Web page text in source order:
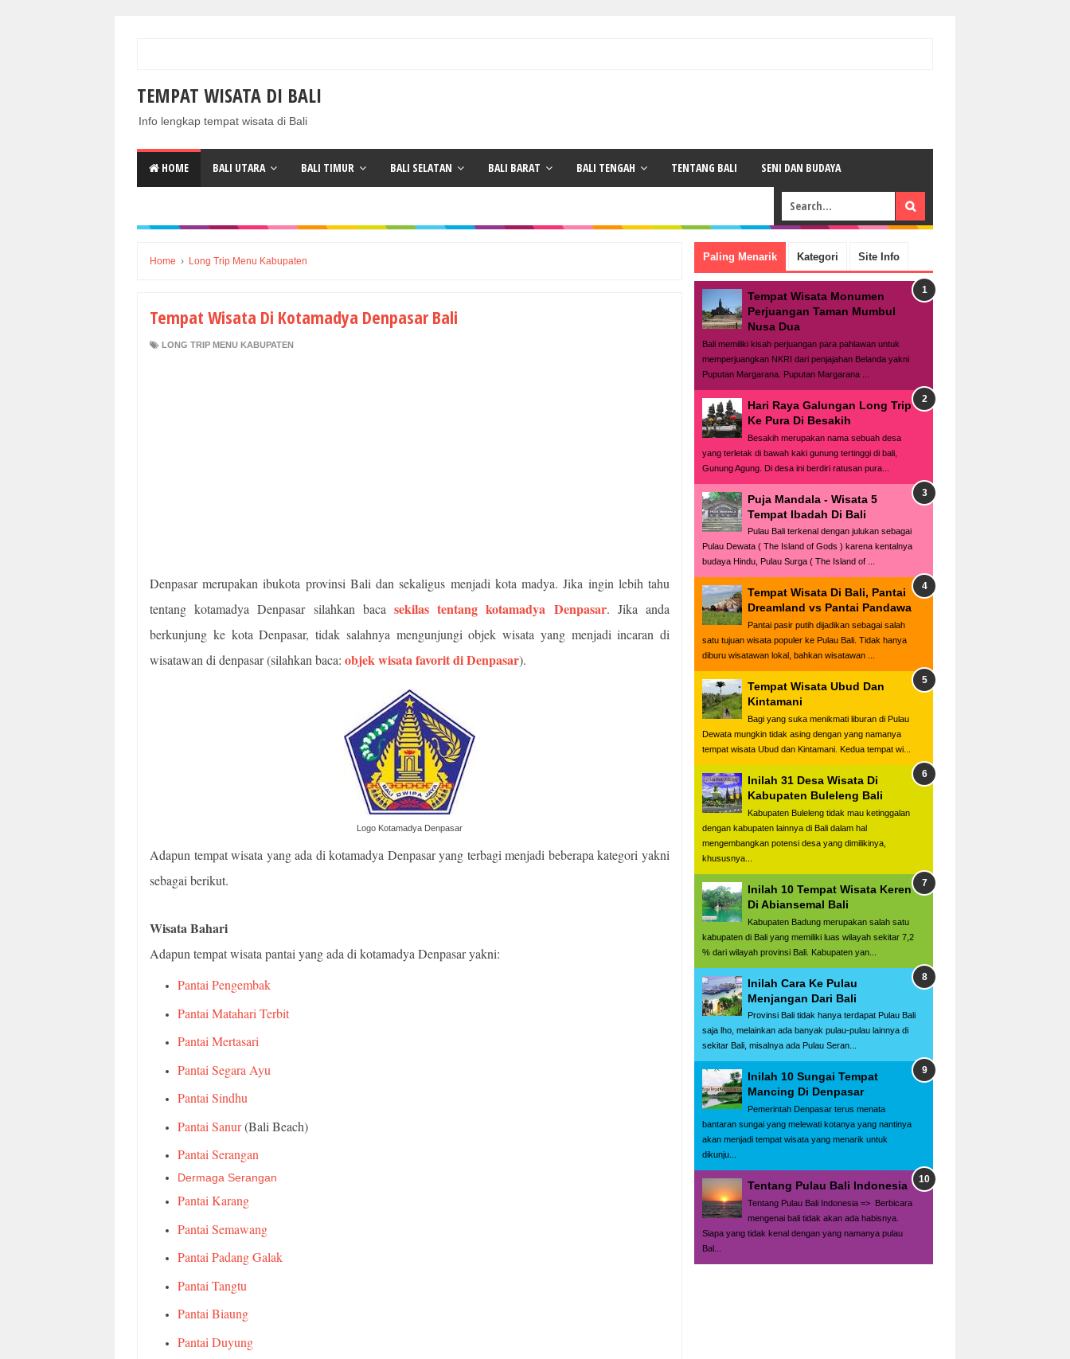
TEMPAT WISATA DI BALI
Info lengkap tempat wisata di Bali
HOME BALI UTARA BALI TIMUR BALI SELATAN BALI BARAT BALI TENGAH TENTANG BALI SENI DAN BUDAYA
Home › Long Trip Menu Kabupaten
Tempat Wisata Di Kotamadya Denpasar Bali
LONG TRIP MENU KABUPATEN
Denpasar merupakan ibukota provinsi Bali dan sekaligus menjadi kota madya. Jika ingin lebih tahu
tentang kotamadya Denpasar silahkan baca sekilas tentang kotamadya Denpasar. Jika anda
berkunjung ke kota Denpasar, tidak salahnya mengunjungi objek wisata yang menjadi incaran di
wisatawan di denpasar (silahkan baca: objek wisata favorit di Denpasar).
Logo Kotamadya Denpasar
Adapun tempat wisata yang ada di kotamadya Denpasar yang terbagi menjadi beberapa kategori yakni
sebagai berikut.
Wisata Bahari
Adapun tempat wisata pantai yang ada di kotamadya Denpasar yakni:
Pantai Pengembak
Pantai Matahari Terbit
Pantai Mertasari
Pantai Segara Ayu
Pantai Sindhu
Pantai Sanur(Bali Beach)
Pantai Serangan
Dermaga Serangan
Pantai Karang
Pantai Semawang
Pantai Padang Galak
Pantai Tangtu
Pantai Biaung
Pantai Duyung
Paling Menarik Kategori Site Info
Tempat Wisata Monumen
Perjuangan Taman Mumbul
Nusa Dua
Bali memiliki kisah perjuangan para pahlawan untuk
memperjuangkan NKRI dari penjajahan Belanda yakni
Puputan Margarana. Puputan Margarana ...
Hari Raya Galungan Long Trip
Ke Pura Di Besakih
Besakih merupakan nama sebuah desa
yang terletak di bawah kaki gunung tertinggi di bali,
Gunung Agung. Di desa ini berdiri ratusan pura...
Puja Mandala - Wisata 5
Tempat Ibadah Di Bali
Pulau Bali terkenal dengan julukan sebagai
Pulau Dewata ( The Island of Gods ) karena kentalnya
budaya Hindu, Pulau Surga ( The Island of ...
Tempat Wisata Di Bali, Pantai
Dreamland vs Pantai Pandawa
Pantai pasir putih dijadikan sebagai salah
satu tujuan wisata populer ke Pulau Bali. Tidak hanya
diburu wisatawan lokal, bahkan wisatawan ...
Tempat Wisata Ubud Dan
Kintamani
Bagi yang suka menikmati liburan di Pulau
Dewata mungkin tidak asing dengan yang namanya
tempat wisata Ubud dan Kintamani. Kedua tempat wi...
Inilah 31 Desa Wisata Di
Kabupaten Buleleng Bali
Kabupaten Buleleng tidak mau ketinggalan
dengan kabupaten lainnya di Bali dalam hal
mengembangkan potensi desa yang dimilikinya,
khususnya...
Inilah 10 Tempat Wisata Keren
Di Abiansemal Bali
Kabupaten Badung merupakan salah satu
kabupaten di Bali yang memiliki luas wilayah sekitar 7,2
% dari wilayah provinsi Bali. Kabupaten yan...
Inilah Cara Ke Pulau
Menjangan Dari Bali
Provinsi Bali tidak hanya terdapat Pulau Bali
saja lho, melainkan ada banyak pulau-pulau lainnya di
sekitar Bali, misalnya ada Pulau Seran...
Inilah 10 Sungai Tempat
Mancing Di Denpasar
Pemerintah Denpasar terus menata
bantaran sungai yang melewati kotanya yang nantinya
akan menjadi tempat wisata yang menarik untuk
dikunju...
Tentang Pulau Bali Indonesia
Tentang Pulau Bali Indonesia => Berbicara
mengenai bali tidak akan ada habisnya.
Siapa yang tidak kenal dengan yang namanya pulau
Bal...